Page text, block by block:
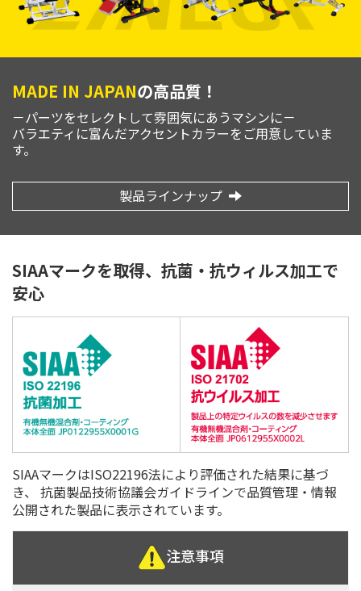
MADE IN JAPANの高品質！
－パーツをセレクトして雰囲気にあうマシンに－
バラエティに富んだアクセントカラーをご用意していま
す。
製品ラインナップ
SIAAマークを取得、抗菌・抗ウィルス加工で
安心
SIAAマークはISO22196法により評価された結果に基づ
き、 抗菌製品技術協議会ガイドラインで品質管理・情報
公開された製品に表示されています。
注意事項